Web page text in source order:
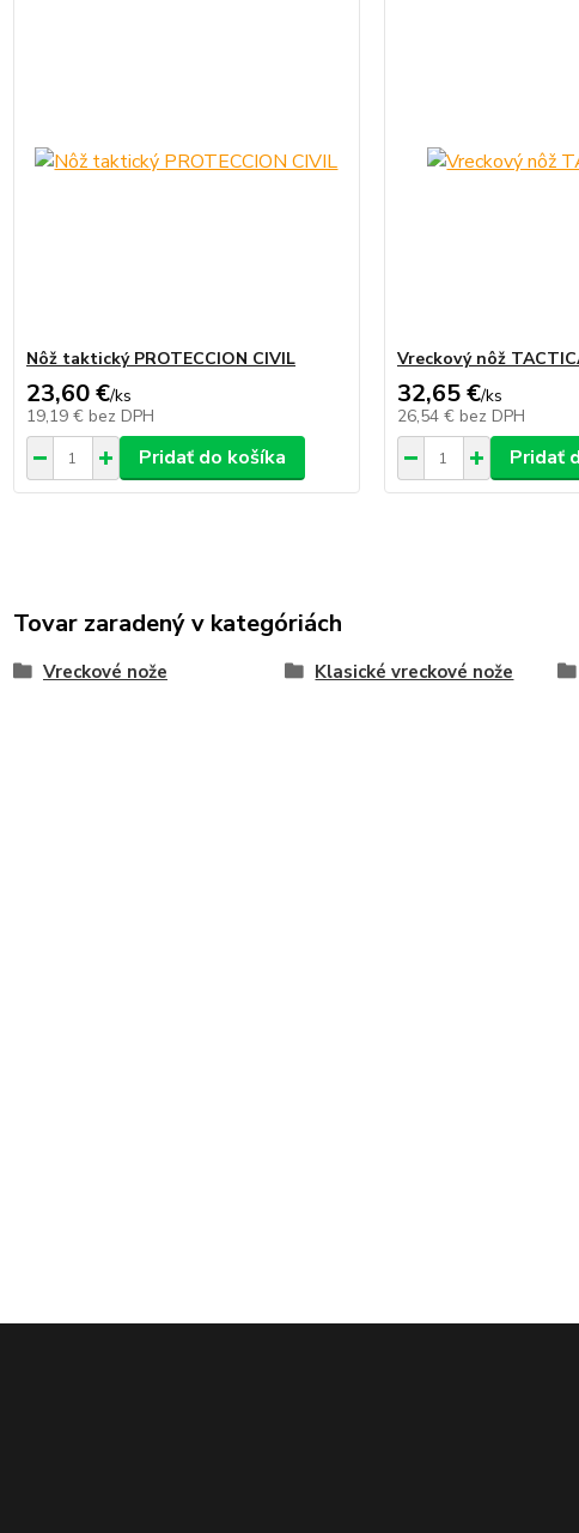
Nôž taktický PROTECCION CIVIL
23,60 €/ks
19,19 € bez DPH
Pridať do košíka
Vreckový nôž
32,65 €/ks
26,54 € bez DPH
Pridať
Tovar zaradený v kategóriách
Vreckové nože Klasické vreckové nože